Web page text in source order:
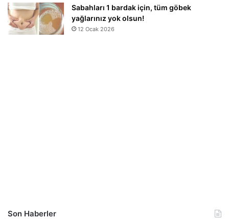
Sabahları 1 bardak için, tüm göbek
yağlarınız yok olsun!
12 Ocak 2026
Son Haberler